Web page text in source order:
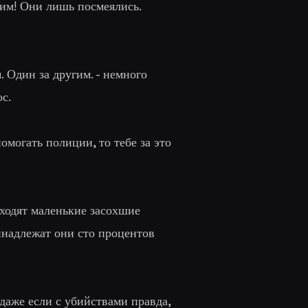
Они лишь посмеялись.
Один за другим. - немного
полиции, то тебе за это
маленькие засохшие
они сто процентов
если с убийствами правда,